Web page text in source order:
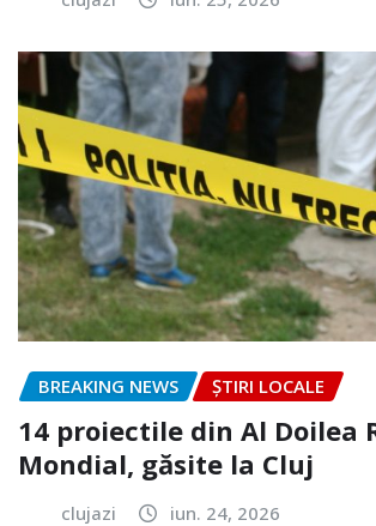
BREAKING NEWS ȘTIRI LOCALE
14 proiectile din Al Doilea
Mondial, găsite la Cluj
clujazi iun. 24, 2026